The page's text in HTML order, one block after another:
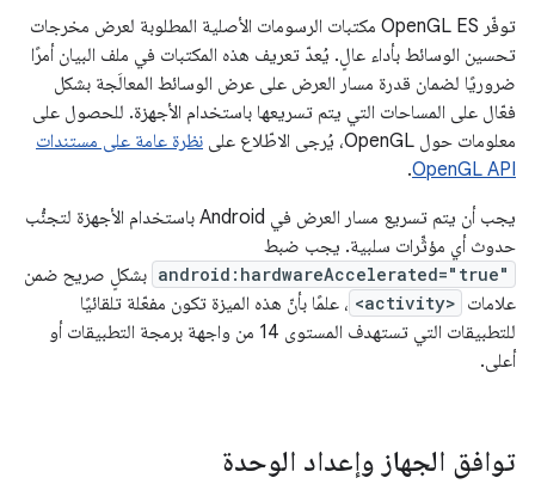
توفّر OpenGL ES مكتبات الرسومات الأصلية المطلوبة لعرض مخرجات
تحسين الوسائط بأداء عالٍ. يُعدّ تعريف هذه المكتبات في ملف البيان أمرًا
ضروريًا لضمان قدرة مسار العرض على عرض الوسائط المعالَجة بشكل
فعّال على المساحات التي يتم تسريعها باستخدام الأجهزة. للحصول على
معلومات حول OpenGL، يُرجى الاطّلاع على
نظرة عامة على مستندات
OpenGL API
.
يجب أن يتم تسريع مسار العرض في Android باستخدام الأجهزة لتجنُّب
حدوث أي مؤثِّرات سلبية. يجب ضبط
android:hardwareAccelerated="true" بشكلٍ صريح ضمن
علامات <activity> ، علمًا بأنّ هذه الميزة تكون مفعّلة تلقائيًا
للتطبيقات التي تستهدف المستوى 14 من واجهة برمجة التطبيقات أو
أعلى.
توافق الجهاز وإعداد الوحدة